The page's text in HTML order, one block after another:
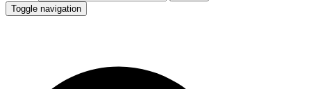
Toggle navigation